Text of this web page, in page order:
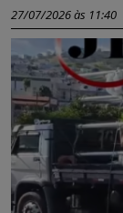
27/07/2026 às 11:40